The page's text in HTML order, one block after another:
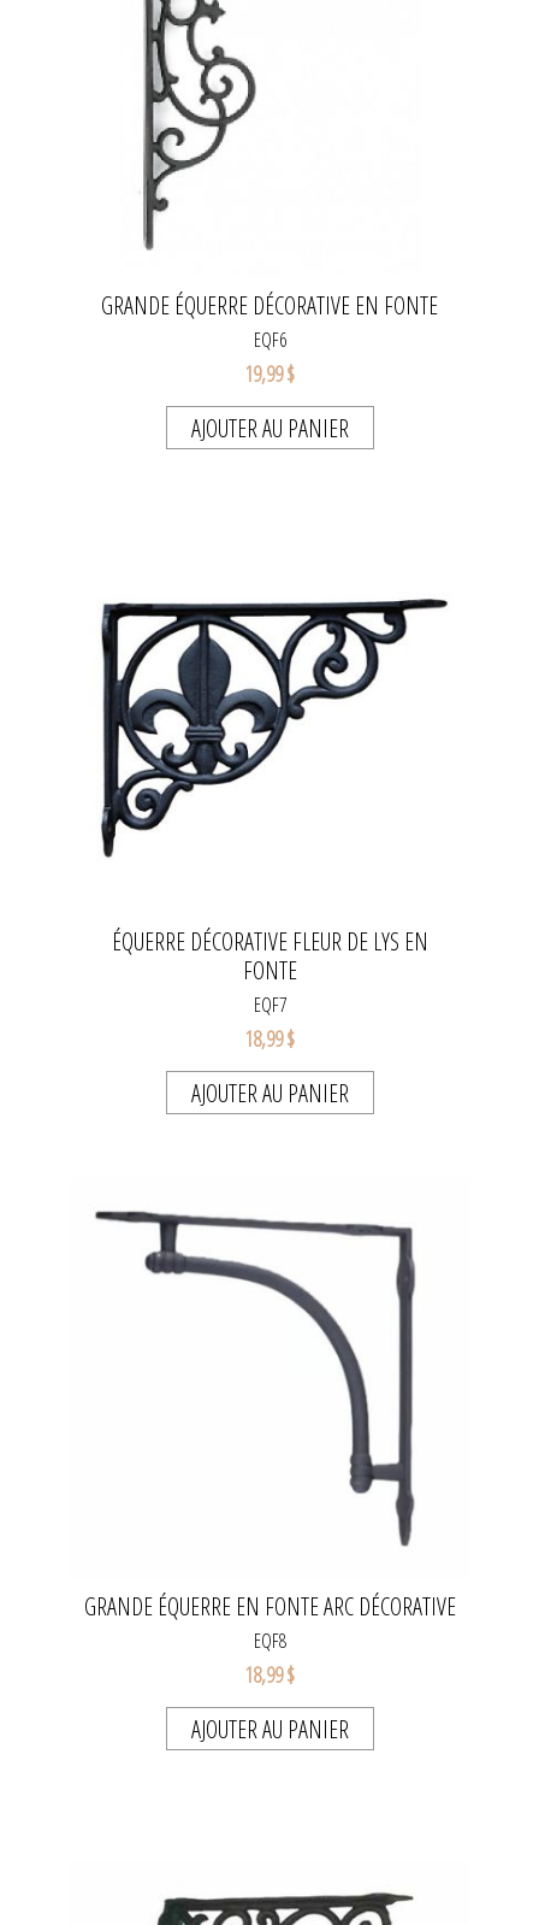
GRANDE ÉQUERRE DÉCORATIVE EN FONTE
EQF6
19,99 $
AJOUTER AU PANIER
ÉQUERRE DÉCORATIVE FLEUR DE LYS EN
FONTE
EQF7
18,99 $
AJOUTER AU PANIER
GRANDE ÉQUERRE EN FONTE ARC DÉCORATIVE
EQF8
18,99 $
AJOUTER AU PANIER